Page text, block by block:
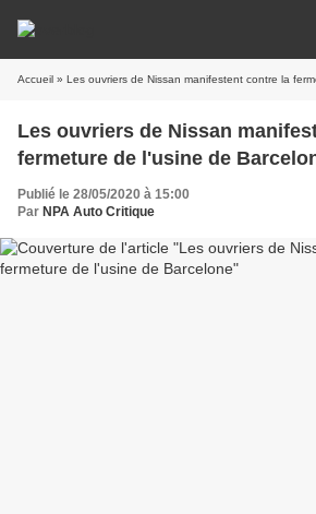
Accueil » Les ouvriers de Nissan manifestent contre la
Les ouvriers de Nissan
fermeture de l'usine de
Publié le 28/05/2020 à 15:00
Par NPA Auto Critique